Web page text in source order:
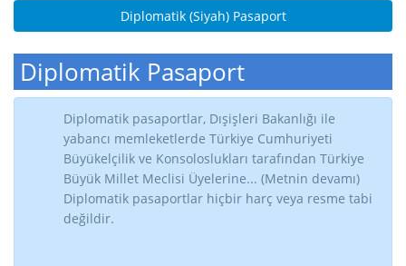
Diplomatik (Siyah) Pasaport
Diplomatik Pasaport
Diplomatik pasaportlar, Dışişleri Bakanlığı ile
yabancı memleketlerde Türkiye Cumhuriyeti
Büyükelçilik ve Konsoloslukları tarafından Türkiye
Büyük Millet Meclisi Üyelerine... (Metnin devamı)
Diplomatik pasaportlar hiçbir harç veya resme tabi
değildir.